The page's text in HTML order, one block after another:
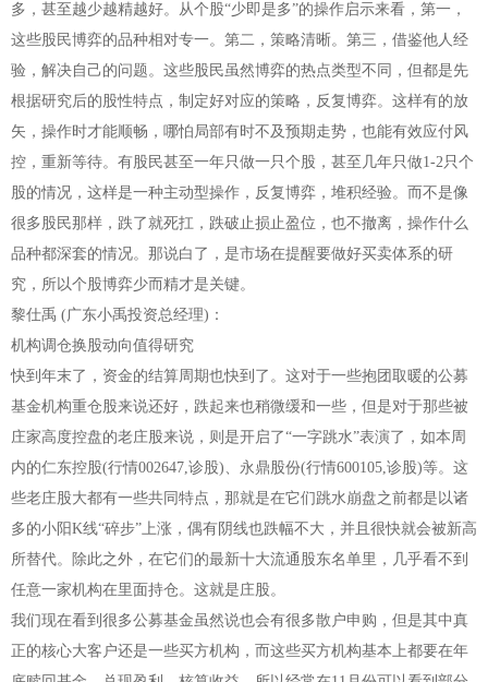
多，甚至越少越精越好。从个股“少即是多”的操作启示来看，第一，
这些股民博弈的品种相对专一。第二，策略清晰。第三，借鉴他人经
验，解决自己的问题。这些股民虽然博弈的热点类型不同，但都是先
根据研究后的股性特点，制定好对应的策略，反复博弈。这样有的放
矢，操作时才能顺畅，哪怕局部有时不及预期走势，也能有效应付风
控，重新等待。有股民甚至一年只做一只个股，甚至几年只做1-2只个
股的情况，这样是一种主动型操作，反复博弈，堆积经验。而不是像
很多股民那样，跌了就死扛，跌破止损止盈位，也不撤离，操作什么
品种都深套的情况。那说白了，是市场在提醒要做好买卖体系的研
究，所以个股博弈少而精才是关键。
黎仕禹 (广东小禹投资总经理)：
机构调仓换股动向值得研究
快到年末了，资金的结算周期也快到了。这对于一些抱团取暖的公募
基金机构重仓股来说还好，跌起来也稍微缓和一些，但是对于那些被
庄家高度控盘的老庄股来说，则是开启了“一字跳水”表演了，如本周
内的仁东控股(行情002647,诊股)、永鼎股份(行情600105,诊股)等。这
些老庄股大都有一些共同特点，那就是在它们跳水崩盘之前都是以诸
多的小阳K线“碎步”上涨，偶有阴线也跌幅不大，并且很快就会被新高
所替代。除此之外，在它们的最新十大流通股东名单里，几乎看不到
任意一家机构在里面持仓。这就是庄股。
我们现在看到很多公募基金虽然说也会有很多散户申购，但是其中真
正的核心大客户还是一些买方机构，而这些买方机构基本上都要在年